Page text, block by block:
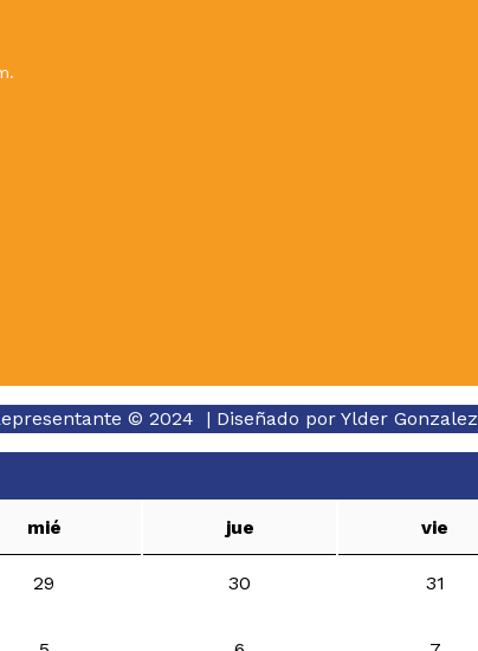
© 2024 | Diseñado por Ylder Gonzalez
mié jue vie
29 30 31